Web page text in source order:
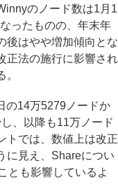
のノード数は1月1
ったものの、年末年
後はやや増加傾向とな
正法の施行に影響され
14万5279ノードか
、以降も11万ノード
トでは、数値上は改正
に見え、Shareについ
とも影響しているよ